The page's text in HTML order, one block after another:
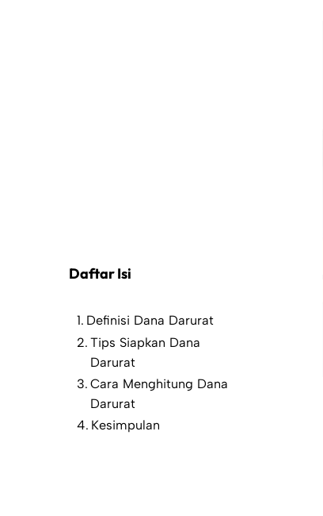
Daftar Isi
Definisi Dana Darurat
Tips Siapkan Dana
Darurat
Cara Menghitung Dana
Darurat
Kesimpulan